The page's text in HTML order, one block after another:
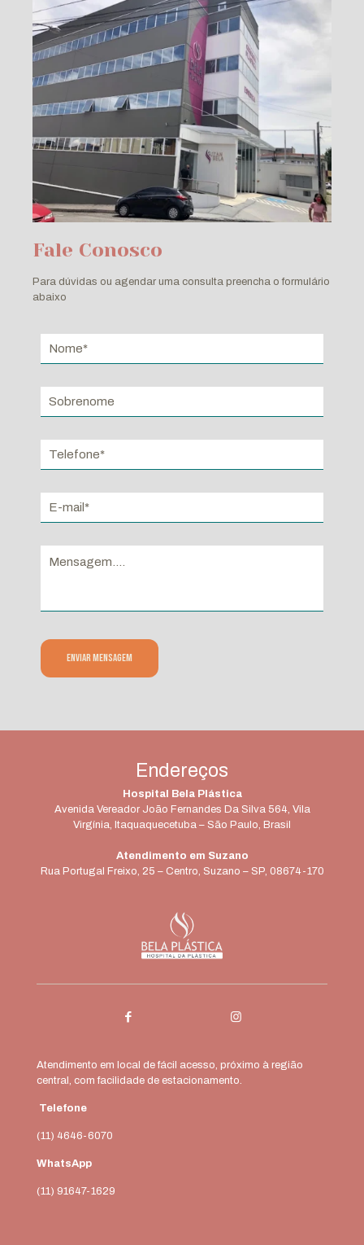
Fale Conosco
Para dúvidas ou agendar uma consulta preencha o formulário
abaixo
Endereços
Hospital Bela Plástica
Avenida Vereador João Fernandes Da Silva 564, Vila
Virgínia, Itaquaquecetuba – São Paulo, Brasil
Atendimento em Suzano
Rua Portugal Freixo, 25 – Centro, Suzano – SP, 08674-170
Atendimento em local de fácil acesso, próximo à região
central, com facilidade de estacionamento.
Telefone
(11) 4646-6070
WhatsApp
(11) 91647-1629